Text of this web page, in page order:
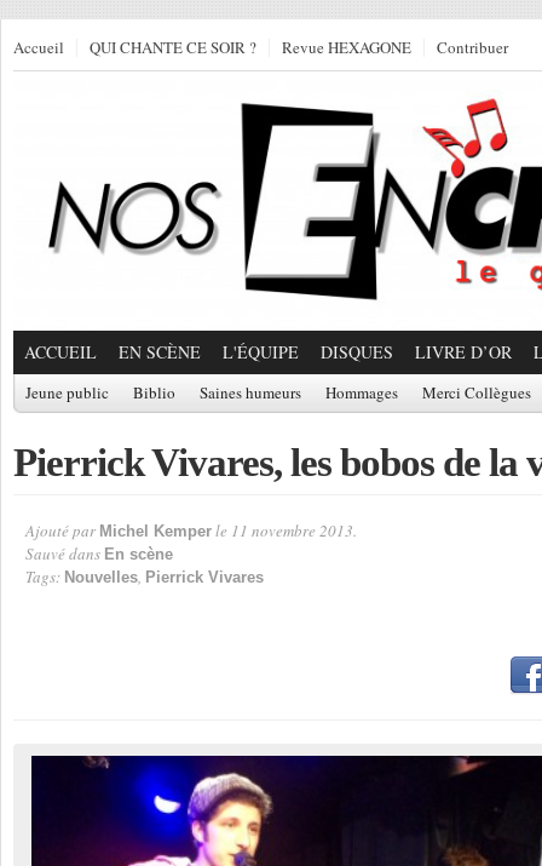
Accueil QUI CHANTE CE SOIR ? Revue HEXAGONE Contribuer
ACCUEIL EN SCÈNE L'ÉQUIPE DISQUES LIVRE D’OR
Jeune public Biblio Saines humeurs Hommages Merci Collègues
Pierrick Vivares, les bobos de la
Ajouté par Michel Kemper le 11 novembre 2013.
Sauvé dans En scène
Tags: Nouvelles, Pierrick Vivares